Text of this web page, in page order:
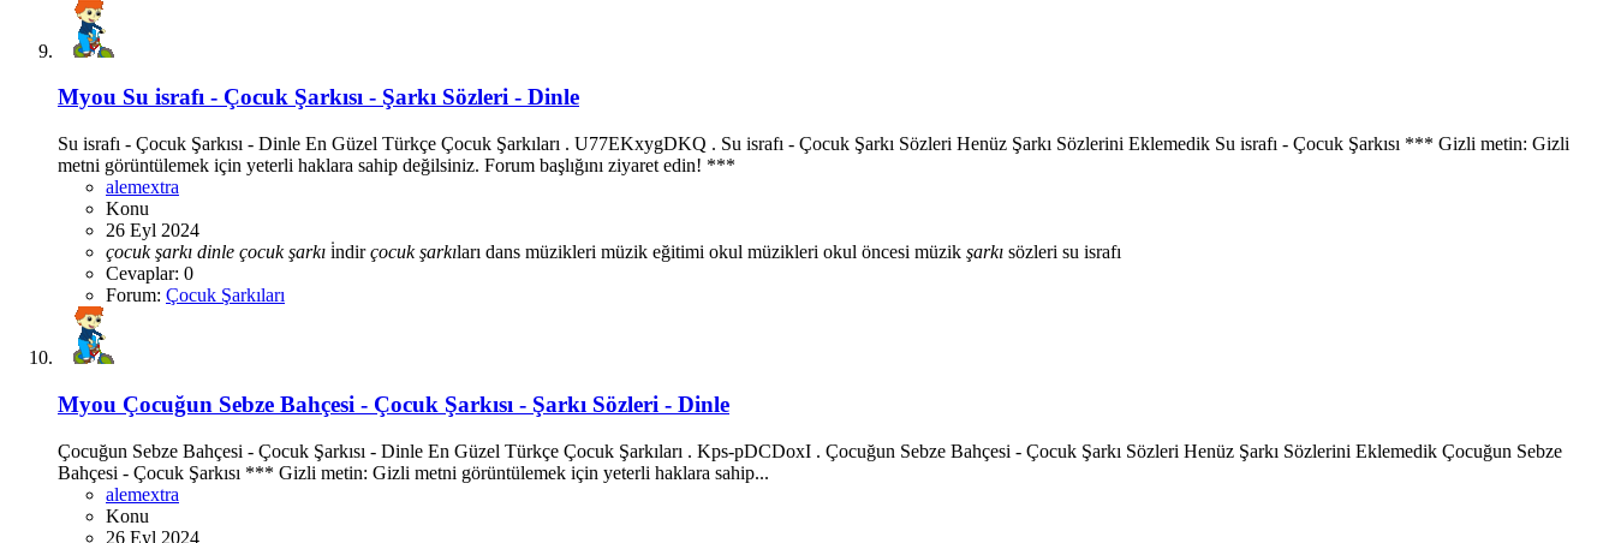
Myou Su israfı - Çocuk Şarkısı - Şarkı Sözleri - Dinle
Su israfı - Çocuk Şarkısı - Dinle En Güzel Türkçe Çocuk Şarkıları . U77EKxygDKQ . Su israfı - Çocuk Şarkı Sözleri Henüz Şarkı Sözlerini Eklemedik Su israfı - Çocuk Şarkısı *** Gizli metin: Gizli
metni görüntülemek için yeterli haklara sahip değilsiniz. Forum başlığını ziyaret edin! ***
alemextra
Konu
26 Eyl 2024
çocuk şarkı dinle çocuk şarkı i̇ndirçocuk şarkıları dans müzikleri müzik eğitimi okul müzikleri okul öncesi müzik şarkı sözleri su israfı
Cevaplar: 0
Forum: Çocuk Şarkıları
Myou Çocuğun Sebze Bahçesi - Çocuk Şarkısı - Şarkı Sözleri - Dinle
Çocuğun Sebze Bahçesi - Çocuk Şarkısı - Dinle En Güzel Türkçe Çocuk Şarkıları . Kps-pDCDoxI . Çocuğun Sebze Bahçesi - Çocuk Şarkı Sözleri Henüz Şarkı Sözlerini Eklemedik Çocuğun Sebze
Bahçesi - Çocuk Şarkısı *** Gizli metin: Gizli metni görüntülemek için yeterli haklara sahip...
alemextra
Konu
26 Eyl 2024